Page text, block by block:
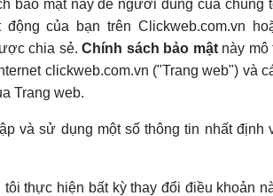
bảo mật này để người dùng của chúng
của bạn trên Clickweb.com.vn
chia sẻ.Chính sách bảo mậtnày mô
clickweb.com.vn ("Trang web") và
Trang web.
và sử dụng một số thông tin nhất định
thực hiện bất kỳ thay đổi điều khoản